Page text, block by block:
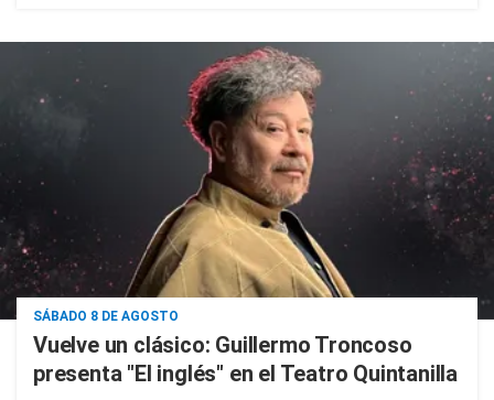
SÁBADO 8 DE AGOSTO
Vuelve un clásico: Guillermo Troncoso
presenta "El inglés" en el Teatro Quintanilla